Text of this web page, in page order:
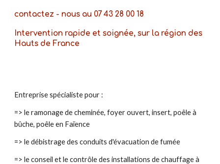
contactez - nous au 07 43 28 00 18
Intervention rapide et soignée, sur la région des
Hauts de France
Entreprise spécialiste pour :
=> le ramonage de cheminée, foyer ouvert, insert, poêle à
bûche, poêle en Faïence
=> le débistrage des conduits d'évacuation de fumée
=> le conseil et le contrôle des installations de chauffage à